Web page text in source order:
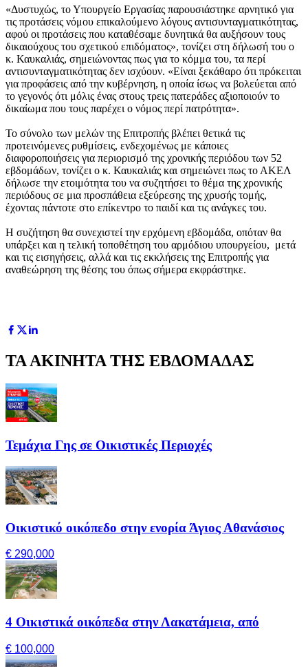
«Δυστυχώς, το Υπουργείο Εργασίας παρουσιάστηκε αρνητικό για
τις προτάσεις νόμου επικαλούμενο λόγους αντισυνταγματικότητας,
αφού οι προτάσεις που καταθέσαμε δυνητικά θα αυξήσουν τους
δικαιούχους του σχετικού επιδόματος», τονίζει στη δήλωσή του ο
κ. Καυκαλιάς, σημειώνοντας πως για το κόμμα του, τα περί
αντισυνταγματικότητας δεν ισχύουν. «Είναι ξεκάθαρο ότι πρόκειται
για προφάσεις από την κυβέρνηση, η οποία ίσως να βολεύεται από
το γεγονός ότι μόλις ένας στους τρεις πατεράδες αξιοποιούν το
δικαίωμα που τους παρέχει ο νόμος περί πατρότητα».
Το σύνολο των μελών της Επιτροπής βλέπει θετικά τις
προτεινόμενες ρυθμίσεις, ενδεχομένως με κάποιες
διαφοροποιήσεις για περιορισμό της χρονικής περιόδου των 52
εβδομάδων, τονίζει ο κ. Καυκαλιάς και σημειώνει πως το ΑΚΕΛ
δήλωσε την ετοιμότητα του να συζητήσει το θέμα της χρονικής
περιόδους σε μια προσπάθεια εξεύρεσης της χρυσής τομής,
έχοντας πάντοτε στο επίκεντρο το παιδί και τις ανάγκες του.
Η συζήτηση θα συνεχιστεί την ερχόμενη εβδομάδα, οπόταν θα
υπάρξει και η τελική τοποθέτηση του αρμόδιου υπουργείου, μετά
και τις εισηγήσεις, αλλά και τις εκκλήσεις της Επιτροπής για
αναθεώρηση της θέσης του όπως σήμερα εκφράστηκε.
ΤΑ ΑΚΙΝΗΤΑ ΤΗΣ ΕΒΔΟΜΑΔΑΣ
Τεμάχια Γης σε Οικιστικές Περιοχές
Οικιστικό οικόπεδο στην ενορία Άγιος Αθανάσιος
€ 290,000
4 Οικιστικά οικόπεδα στην Λακατάμεια, από
€ 100,000